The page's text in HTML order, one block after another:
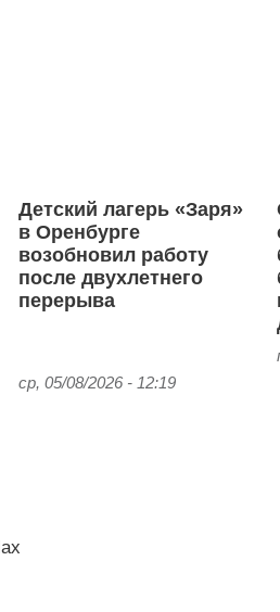
Детский лагерь «Заря»
в Оренбурге
возобновил работу
после двухлетнего
перерыва
ср, 05/08/2026 - 12:19